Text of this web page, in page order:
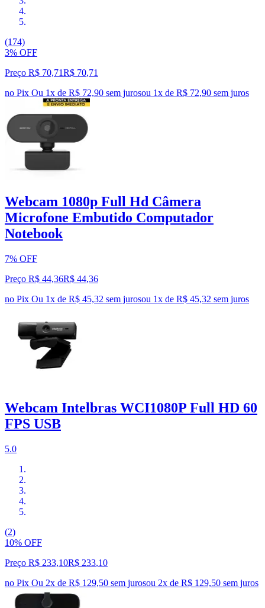
(174)
3% OFF
Preço R$ 70,71R$ 70,71
no Pix Ou 1x de R$ 72,90 sem jurosou 1x de R$ 72,90 sem juros
Webcam 1080p Full Hd Câmera
Microfone Embutido Computador
Notebook
7% OFF
Preço R$ 44,36R$ 44,36
no Pix Ou 1x de R$ 45,32 sem jurosou 1x de R$ 45,32 sem juros
Webcam Intelbras WCI1080P Full HD 60
FPS USB
5.0
(2)
10% OFF
Preço R$ 233,10R$ 233,10
no Pix Ou 2x de R$ 129,50 sem jurosou 2x de R$ 129,50 sem juros